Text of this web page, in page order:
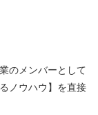
のメンバーとして
ノウハウ】を直接